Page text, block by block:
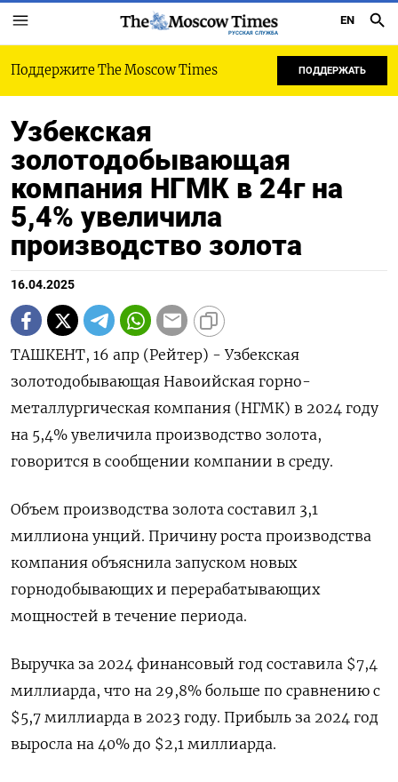
РУССКАЯ СЛУЖБА
EN
Поддержите The Moscow Times ПОДДЕРЖАТЬ
Узбекская
золотодобывающая
компания НГМК в 24г на
5,4% увеличила
производство золота
16.04.2025
ТАШКЕНТ, 16 апр (Рейтер) - Узбекская
золотодобывающая Навоийская горно-
металлургическая компания (НГМК) в 2024 году
на 5,4% увеличила производство золота,
говорится в сообщении компании в среду.
Объем производства золота составил 3,1
миллиона унций. Причину роста производства
компания объяснила запуском новых
горнодобывающих и перерабатывающих
мощностей в течение периода.
Выручка за 2024 финансовый год составила $7,4
миллиарда, что на 29,8% больше по сравнению с
$5,7 миллиарда в 2023 году. Прибыль за 2024 год
выросла на 40% до $2,1 миллиарда.